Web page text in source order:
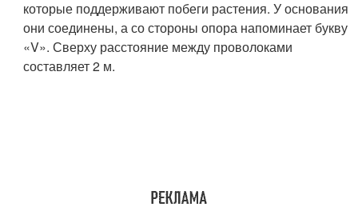
которые поддерживают побеги растения. У основания
они соединены, а со стороны опора напоминает букву
«V». Сверху расстояние между проволоками
составляет 2 м.